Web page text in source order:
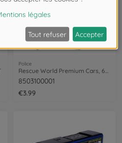
Police
Rescue World Premium Cars, 6-asst.
8503100001
€3.99